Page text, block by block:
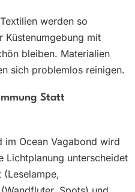
werden so
Küstenumgebung mit
bleiben. Materialien
sich problemlos reinigen.
Statt
Ocean Vagabond wird
Lichtplanung unterscheidet